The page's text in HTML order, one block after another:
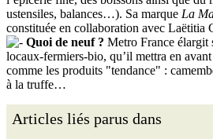
ustensiles, balances…). Sa marque La
constituée en collaboration avec Laëtitia
Quoi de neuf ? Metro France élargit
locaux-fermiers-bio, qu’il mettra en
comme les produits "tendance" :
à la truffe…
Articles liés parus dans